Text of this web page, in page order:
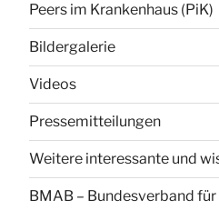
Peers im Krankenhaus (PiK)
Bildergalerie
Videos
Pressemitteilungen
Weitere interessante und
BMAB – Bundesverband